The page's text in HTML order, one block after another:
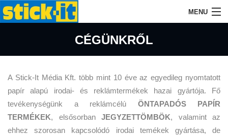
MENU
CÉGÜNKRŐL
AZ ÖNTAPADÓS TÖMBÖKRŐL
TERMÉKEINK
CÉGÜNKRŐL
A Stick-It Média Kft. több mint 10 éve az egyedileg nyomtatott
papír alapú irodai- és reklámtermékek hazai gyártója. Fő
tevékenységünk a reklámcélú ÖNTAPADÓS PAPÍR
TERMÉKEK, elsősorban JEGYZETTÖMBÖK, valamint az
ehhez szorosan kapcsolódó irodai temékek gyártása, de